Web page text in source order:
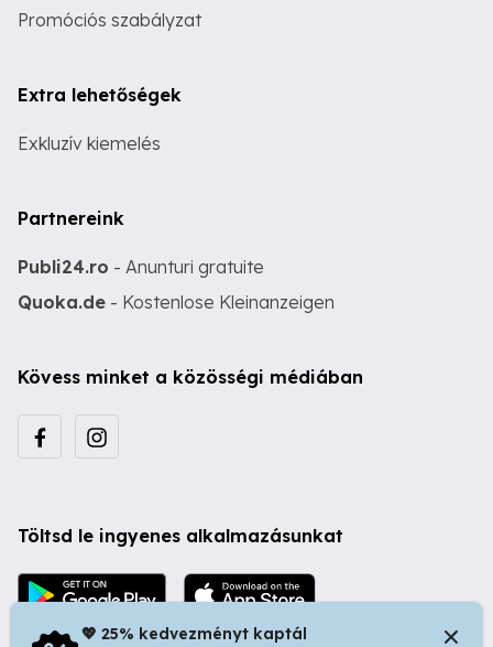
Promóciós szabályzat
Extra lehetőségek
Exkluzív kiemelés
Partnereink
Publi24.ro - Anunturi gratuite
Quoka.de - Kostenlose Kleinanzeigen
Kövess minket a közösségi médiában
Töltsd le ingyenes alkalmazásunkat
💖 25% kedvezményt kaptál